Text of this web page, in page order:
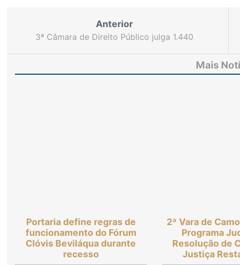
Anterior
3ª Câmara de Direito Público julga 1.440
Mais
Portaria define regras de
funcionamento do Fórum
Clóvis Beviláqua durante
recesso
2ª Vara de
Programa
Resolução de
Justiça